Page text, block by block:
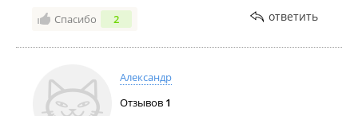
Спасибо 2 ответить
Александр
Отзывов 1